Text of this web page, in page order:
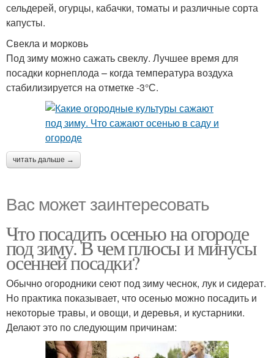
сельдерей, огурцы, кабачки, томаты и различные сорта
капусты.
Свекла и морковь
Под зиму можно сажать свеклу. Лучшее время для
посадки корнеплода – когда температура воздуха
стабилизируется на отметке -3°С.
читать дальше →
Вас может заинтересовать
Что посадить осенью на огороде
под зиму. В чем плюсы и минусы
осенней посадки?
Обычно огородники сеют под зиму чеснок, лук и сидерат.
Но практика показывает, что осенью можно посадить и
некоторые травы, и овощи, и деревья, и кустарники.
Делают это по следующим причинам: